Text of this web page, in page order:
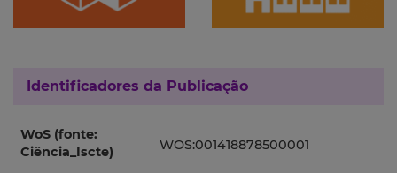
Identificadores da Publicação
WoS (fonte:
Ciência_Iscte)
WOS:001418878500001